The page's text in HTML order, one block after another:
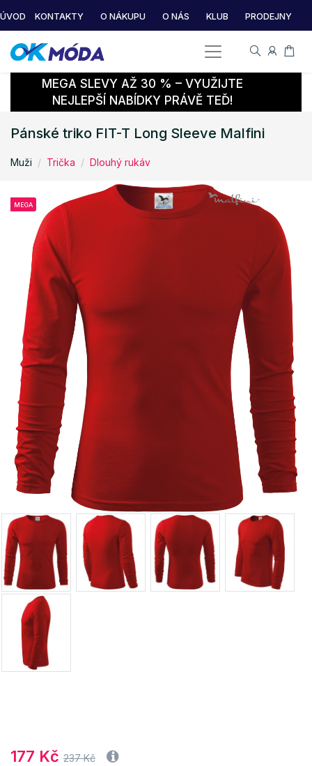
ÚVOD KONTAKTY O NÁKUPU O NÁS KLUB PRODEJNY
MEGA SLEVY AŽ 30 % – VYUŽIJTE
NEJLEPŠÍ NABÍDKY PRÁVĚ TEĎ!
Pánské triko FIT-T Long Sleeve Malfini
Muži Trička Dlouhý rukáv
MEGA
177 Kč 237 Kč